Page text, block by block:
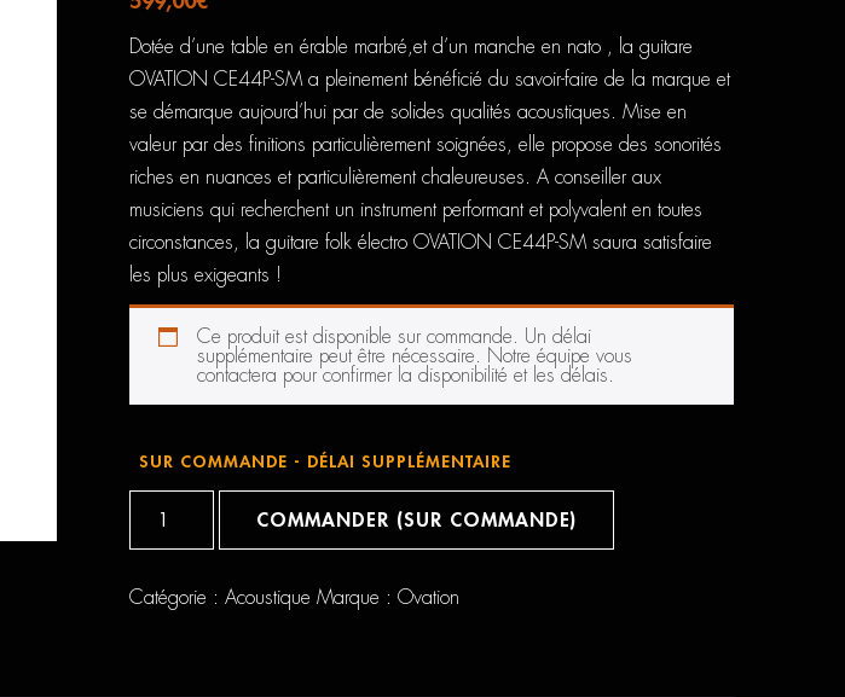
Dotée d’une table en érable marbré,et d’un manche en nato , la guitare
OVATION CE44P-SM a pleinement bénéficié du savoir-faire de la marque et
se démarque aujourd’hui par de solides qualités acoustiques. Mise en
valeur par des finitions particulièrement soignées, elle propose des sonorités
riches en nuances et particulièrement chaleureuses. A conseiller aux
musiciens qui recherchent un instrument performant et polyvalent en toutes
circonstances, la guitare folk électro OVATION CE44P-SM saura satisfaire
les plus exigeants !
Ce produit est disponible sur commande. Un délai
supplémentaire peut être nécessaire. Notre équipe vous
contactera pour confirmer la disponibilité et les délais.
SUR COMMANDE - DÉLAI SUPPLÉMENTAIRE
Mid
Cutaway
COMMANDER (SUR COMMANDE)
Catégorie : Acoustique Marque : Ovation